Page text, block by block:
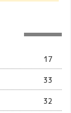
17
33
32